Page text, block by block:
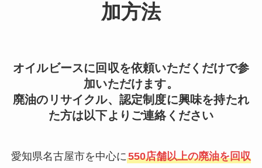
加方法
オイルビースに回収を依頼いただくだけで参
加いただけます。
廃油のリサイクル、認定制度に興味を持たれ
た方は以下よりご連絡ください
愛知県名古屋市を中心に 550店舗以上の廃油を回収